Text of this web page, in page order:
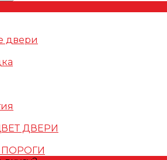
двери
ДВЕРИ